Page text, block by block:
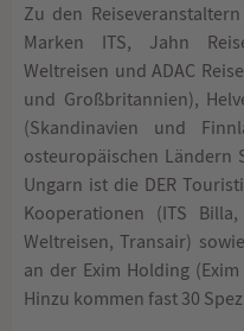
Zu den
Marken ITS, Jahn
Weltreisen und ADAC
und Großbritannien),
(Skandinavien und
osteuropäischen Ländern
Ungarn ist die DER
Kooperationen (ITS
Weltreisen, Transair)
an der Exim Holding
Hinzu kommen fast 30